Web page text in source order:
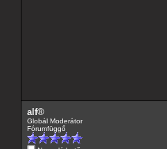
alf®
Globál Moderátor
Fórumfüggő